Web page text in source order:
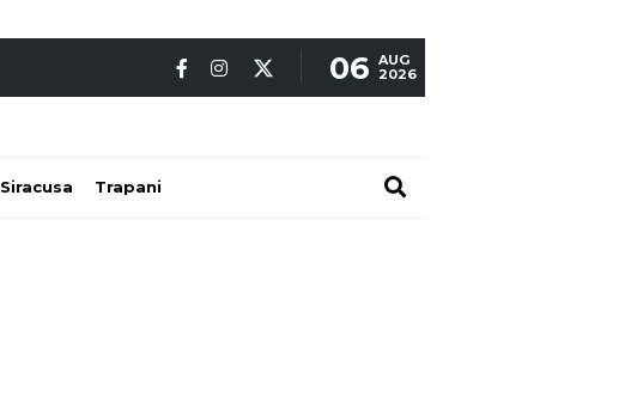
06 AUG
2026
Siracusa Trapani